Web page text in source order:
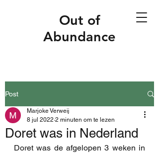
Out of
Abundance
Post
Doret was in Nederland
Marjoke Verweij
8 jul 2022 2 minuten om te lezen
Doret was de afgelopen 3 weken in